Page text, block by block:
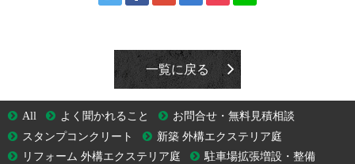
一覧に戻る
All よく聞かれること
お問合せ・無料見積相談
スタンプコンクリート
新築 外構エクステリア庭
リフォーム 外構エクステリア庭
駐車場拡張増設・整備